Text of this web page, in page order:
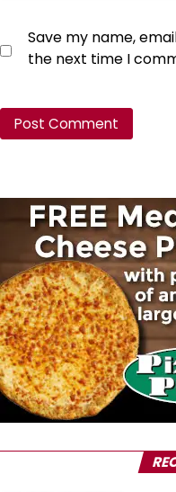
Save my name,
the next time I